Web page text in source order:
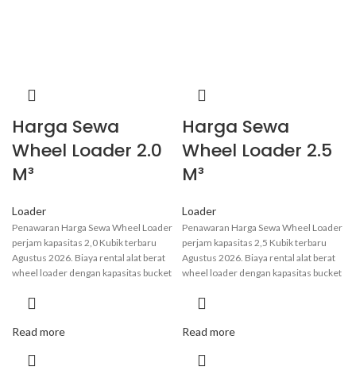
Harga Sewa
Wheel Loader 2.0
M³
Loader
Penawaran Harga Sewa Wheel Loader
perjam kapasitas 2,0 Kubik terbaru
Agustus 2026. Biaya rental alat berat
wheel loader dengan kapasitas bucket
175.00 hingga Rp 500.000 perjam.
kami.
Read more
Harga Sewa
Wheel Loader 2.5
M³
Loader
Penawaran Harga Sewa Wheel Loader
perjam kapasitas 2,5 Kubik terbaru
Agustus 2026. Biaya rental alat berat
wheel loader dengan kapasitas bucket
175.00 hingga Rp 500.000 perjam.
kami.
Read more